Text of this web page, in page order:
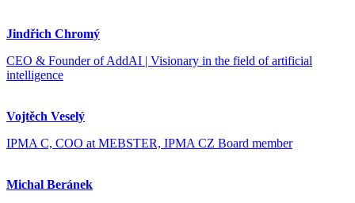
Jindřich Chromý
CEO & Founder of AddAI | Visionary in the field of artificial
intelligence
Vojtěch Veselý
IPMA C, COO at MEBSTER, IPMA CZ Board member
Michal Beránek